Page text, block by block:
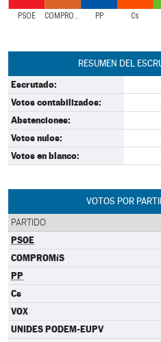
PSOE COMPROMíS PP Cs
RESUMEN DEL
Escrutado:
Votos contabilizados:
Abstenciones:
Votos nulos:
Votos en blanco:
VOTOS POR
PARTIDO
PSOE
COMPROMíS
PP
Cs
VOX
UNIDES PODEM-EUPV